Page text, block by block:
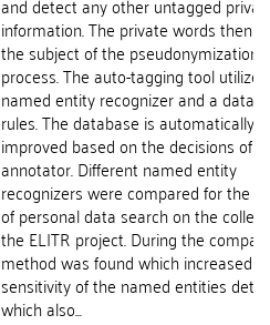
information. The private words then
the subject of the pseudonymization
process. The auto-tagging tool
named entity recognizer and a
rules. The database is automatically
improved based on the decisions of
annotator. Different named entity
recognizers were compared for the
of personal data search on the
the ELITR project. During the
method was found which increased
sensitivity of the named entities
which also...